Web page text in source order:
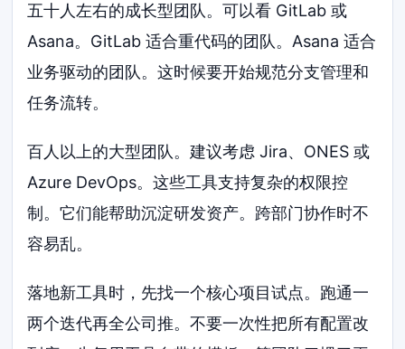
五十人左右的成长型团队。可以看 GitLab 或
Asana。GitLab 适合重代码的团队。Asana 适合
业务驱动的团队。这时候要开始规范分支管理和
任务流转。
百人以上的大型团队。建议考虑 Jira、ONES 或
Azure DevOps。这些工具支持复杂的权限控
制。它们能帮助沉淀研发资产。跨部门协作时不
容易乱。
落地新工具时，先找一个核心项目试点。跑通一
两个迭代再全公司推。不要一次性把所有配置改